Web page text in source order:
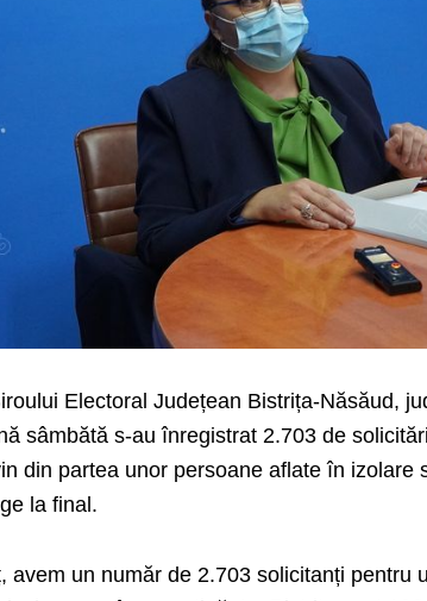
Electoral Județean Bistrița-Năsăud,
sâmbătă s-au înregistrat 2.703 de
din partea unor persoane aflate în izolare
la final.
avem un număr de 2.703 solicitanți pentru